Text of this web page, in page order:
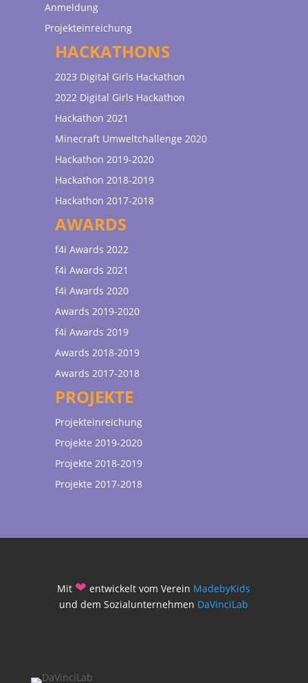
Anmeldung
Projekteinreichung
HACKATHONS
2023 Digital Girls Hackathon
2022 Digital Girls Hackathon
Hackathon 2021
Minecraft Umweltchallenge 2020
Hackathon 2019-2020
Hackathon 2018-2019
Hackathon 2017-2018
AWARDS
f4i Awards 2022
f4i Awards 2021
f4i Awards 2020
Awards 2019-2020
f4i Awards 2019
Awards 2018-2019
Awards 2017-2018
PROJEKTE
Projekteinreichung
Projekte 2019-2020
Projekte 2018-2019
Projekte 2017-2018
Mit ❤ entwickelt vom Verein MadebyKids
und dem Sozialunternehmen DaVinciLab